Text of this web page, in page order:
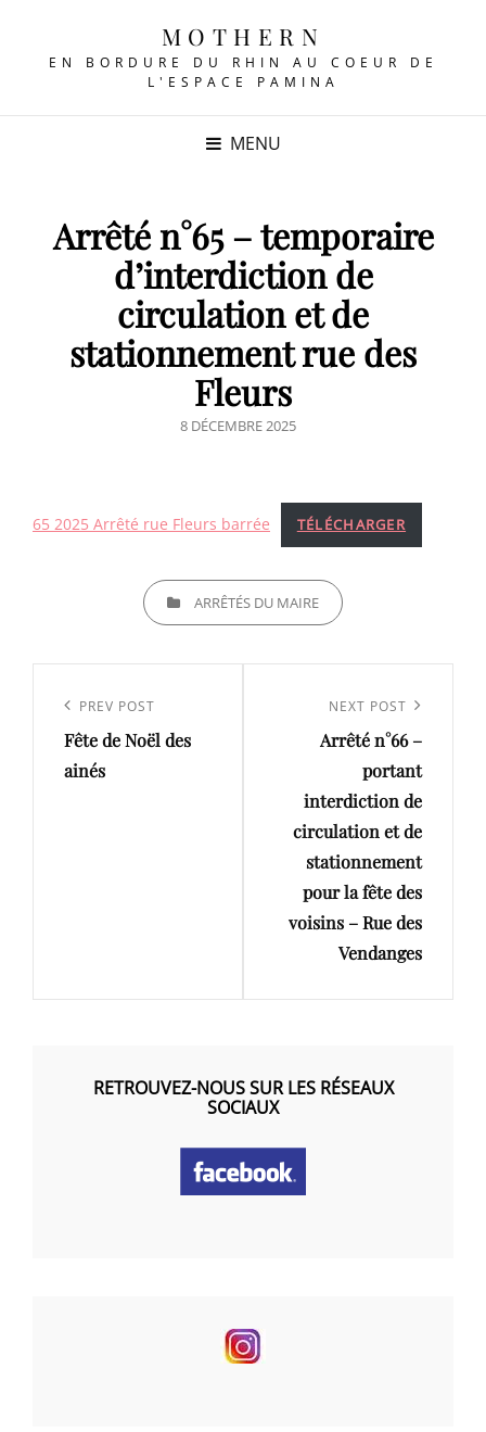
MOTHERN
EN BORDURE DU RHIN AU COEUR DE
L'ESPACE PAMINA
MENU
Arrêté n°65 – temporaire
d’interdiction de
circulation et de
stationnement rue des
Fleurs
POSTED
8 DÉCEMBRE 2025
65 2025 Arrêté rue Fleurs barrée TÉLÉCHARGER
CATEGORIESARRÊTÉS DU MAIRE
l’article
Previous
Post
PREV POST
Fête de Noël des
ainés
NEXT POST
Arrêté n°66 –
portant
interdiction de
circulation et de
stationnement
pour la fête des
voisins – Rue des
Vendanges
RETROUVEZ-NOUS SUR LES RÉSEAUX
SOCIAUX